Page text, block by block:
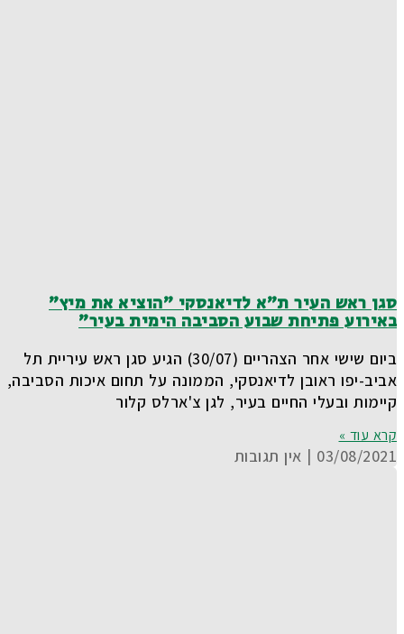
סגן ראש העיר ת"א לדיאנסקי "הוציא את מיץ"
באירוע פתיחת שבוע הסביבה הימית בעיר"
ביום שישי אחר הצהריים (30/07) הגיע סגן ראש עיריית תל
אביב-יפו ראובן לדיאנסקי, הממונה על תחום איכות הסביבה,
קיימות ובעלי החיים בעיר, לגן צ'ארלס קלור
קרא עוד »
03/08/2021 אין תגובות